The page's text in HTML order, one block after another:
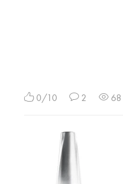
0/10 2 68